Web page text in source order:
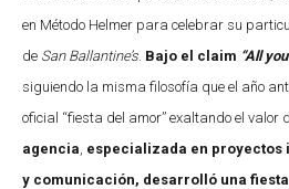
en Método Helmer para celebrar su
de San Ballantine’s Bajo el claim “All
siguiendo la misma filosofía que el año
oficial “fiesta del amor” exaltando el valor
agencia especializada en proyectos
y comunicación, desarrolló una